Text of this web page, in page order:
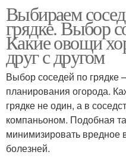
Выбираем
грядке. Выбор
Какие овощи
друг с другом
Выбор соседей по грядке
планирования огорода.
грядке не один, а в
компаньоном. Подобная
минимизировать вредное
болезней.